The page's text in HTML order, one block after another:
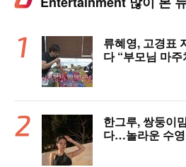
류혜영, 고경표
다 “부모님 마
한그루, 쌍둥이
다…놀라운 수